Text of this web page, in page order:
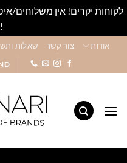
!
content
אודות צור קשר שאלות